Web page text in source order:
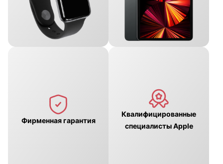
Фирменная гарантия
Квалифицированные
специалисты Apple